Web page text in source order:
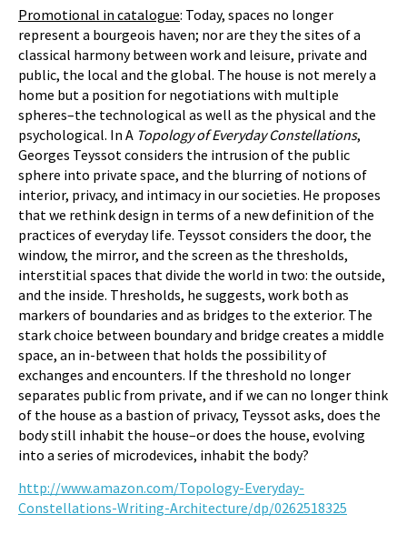
Promotional in catalogue: Today, spaces no longer
represent a bourgeois haven; nor are they the sites of a
classical harmony between work and leisure, private and
public, the local and the global. The house is not merely a
home but a position for negotiations with multiple
spheres–the technological as well as the physical and the
psychological. In A Topology of Everyday Constellations,
Georges Teyssot considers the intrusion of the public
sphere into private space, and the blurring of notions of
interior, privacy, and intimacy in our societies. He proposes
that we rethink design in terms of a new definition of the
practices of everyday life. Teyssot considers the door, the
window, the mirror, and the screen as the thresholds,
interstitial spaces that divide the world in two: the outside,
and the inside. Thresholds, he suggests, work both as
markers of boundaries and as bridges to the exterior. The
stark choice between boundary and bridge creates a middle
space, an in-between that holds the possibility of
exchanges and encounters. If the threshold no longer
separates public from private, and if we can no longer think
of the house as a bastion of privacy, Teyssot asks, does the
body still inhabit the house–or does the house, evolving
into a series of microdevices, inhabit the body?
http://www.amazon.com/Topology-Everyday-
Constellations-Writing-Architecture/dp/0262518325